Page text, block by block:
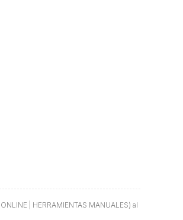
| HERRAMIENTAS MANUALES) al